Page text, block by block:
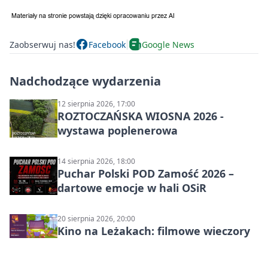
Zaobserwuj nas! Facebook Google News
Nadchodzące wydarzenia
12 sierpnia 2026, 17:00
ROZTOCZAŃSKA WIOSNA 2026 -
wystawa poplenerowa
14 sierpnia 2026, 18:00
Puchar Polski POD Zamość 2026 –
dartowe emocje w hali OSiR
20 sierpnia 2026, 20:00
Kino na Leżakach: filmowe wieczory